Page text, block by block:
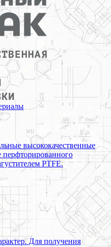
высококачественные
перфторированного
PTFE.
Для получения